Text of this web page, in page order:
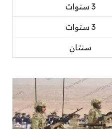
3 سنوات
3 سنوات
سنتان